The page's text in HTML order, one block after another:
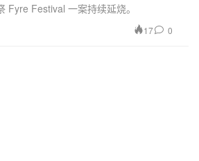
Festival 一案持续延烧。
17 0